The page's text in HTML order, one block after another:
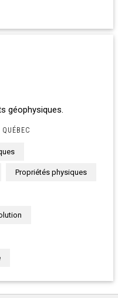
géophysiques.
Propriétés physiques